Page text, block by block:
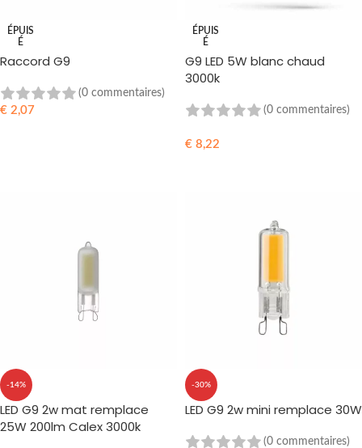
ÉPUIS
É
Raccord G9
(0 commentaires)
€ 2,07
ÉPUIS
É
G9 LED 5W blanc chaud
3000k
(0 commentaires)
€ 8,22
-14%
LED G9 2w mat remplace
25W 200lm Calex 3000k
-30%
LED G9 2w mini remplace 30W
(0 commentaires)